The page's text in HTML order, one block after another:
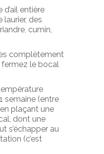
entière
laurier, des
cumin,
complètement
fermez le bocal
semaine (entre
en plaçant une
dont une
s’échapper au
(c’est